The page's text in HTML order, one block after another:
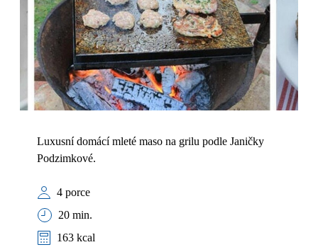
Luxusní domácí mleté maso na grilu podle Janičky
Podzimkové.
4 porce
20 min.
163 kcal